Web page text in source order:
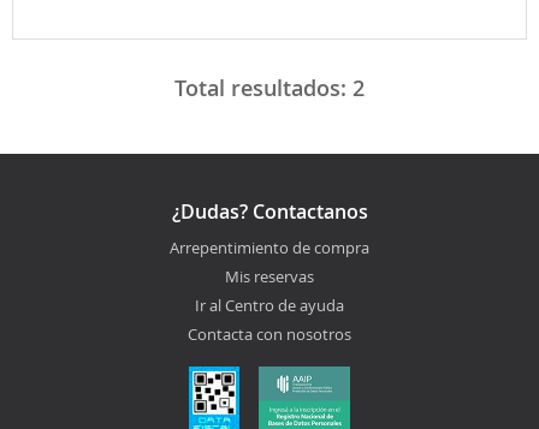
Total resultados: 2
¿Dudas? Contactanos
Arrepentimiento de compra
Mis reservas
Ir al Centro de ayuda
Contacta con nosotros